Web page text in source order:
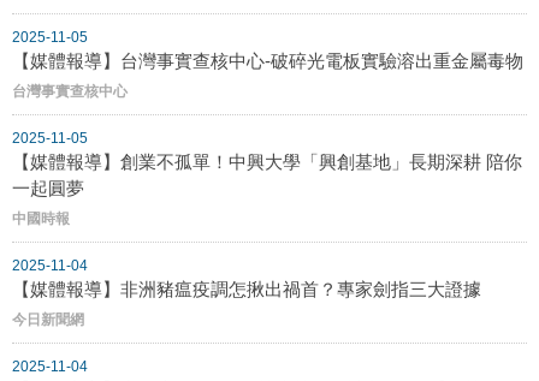
2025-11-05
【媒體報導】台灣事實查核中心-破碎光電板實驗溶出重金屬毒物
台灣事實查核中心
2025-11-05
【媒體報導】創業不孤單！中興大學「興創基地」長期深耕 陪你
一起圓夢
中國時報
2025-11-04
【媒體報導】非洲豬瘟疫調怎揪出禍首？專家劍指三大證據
今日新聞網
2025-11-04